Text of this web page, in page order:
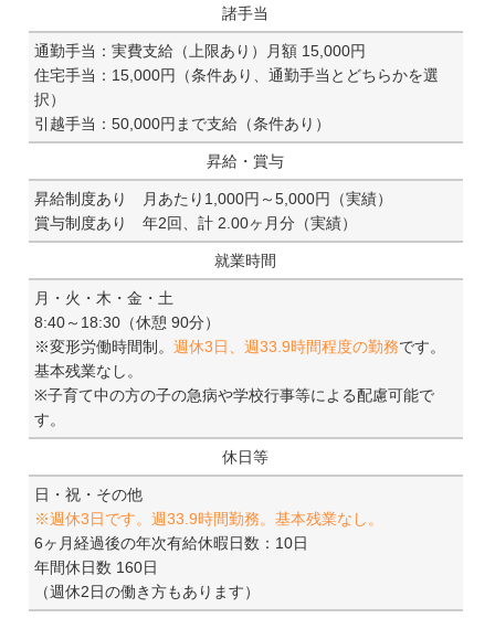
諸手当
通勤手当：実費支給（上限あり）月額 15,000円
住宅手当：15,000円（条件あり、通勤手当とどちらかを選
択）
引越手当：50,000円まで支給（条件あり）
昇給・賞与
昇給制度あり 月あたり1,000円～5,000円（実績）
賞与制度あり 年2回、計 2.00ヶ月分（実績）
就業時間
月・火・木・金・土
8:40～18:30（休憩 90分）
※変形労働時間制。週休3日、週33.9時間程度の勤務です。
基本残業なし。
※子育て中の方の子の急病や学校行事等による配慮可能で
す。
休日等
日・祝・その他
※週休3日です。週33.9時間勤務。基本残業なし。
6ヶ月経過後の年次有給休暇日数：10日
年間休日数 160日
（週休2日の働き方もあります）